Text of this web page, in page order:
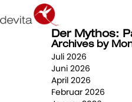
Der Mythos:
Archives by
Juli 2026
Juni 2026
April 2026
Februar 2026